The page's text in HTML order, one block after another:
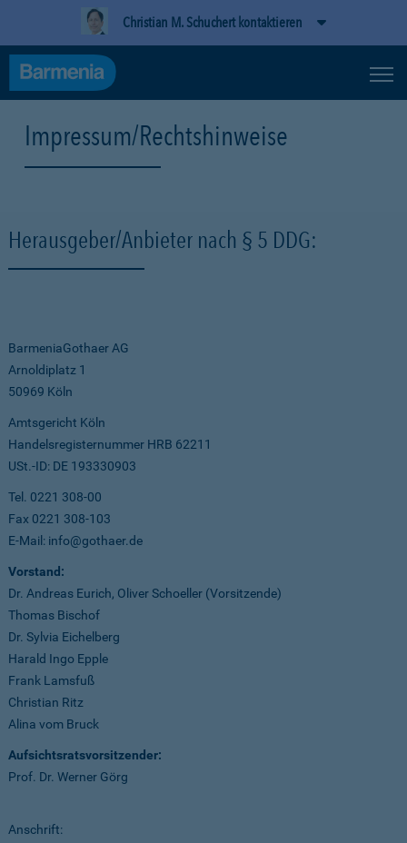
Christian M. Schuchert kontaktieren
Impressum/Rechtshinweise
Herausgeber/Anbieter nach § 5 DDG:
BarmeniaGothaer AG
Arnoldiplatz 1
50969 Köln
Amtsgericht Köln
Handelsregisternummer HRB 62211
USt.-ID: DE 193330903
Tel. 0221 308-00
Fax 0221 308-103
E-Mail: info@gothaer.de
Vorstand:
Dr. Andreas Eurich, Oliver Schoeller (Vorsitzende)
Thomas Bischof
Dr. Sylvia Eichelberg
Harald Ingo Epple
Frank Lamsfuß
Christian Ritz
Alina vom Bruck
Aufsichtsratsvorsitzender:
Prof. Dr. Werner Görg
Anschrift: